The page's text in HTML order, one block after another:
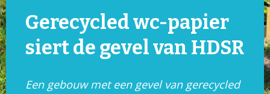
Gerecycled wc-papier
siert de gevel van HDSR
Een gebouw met een gevel van gerecycled